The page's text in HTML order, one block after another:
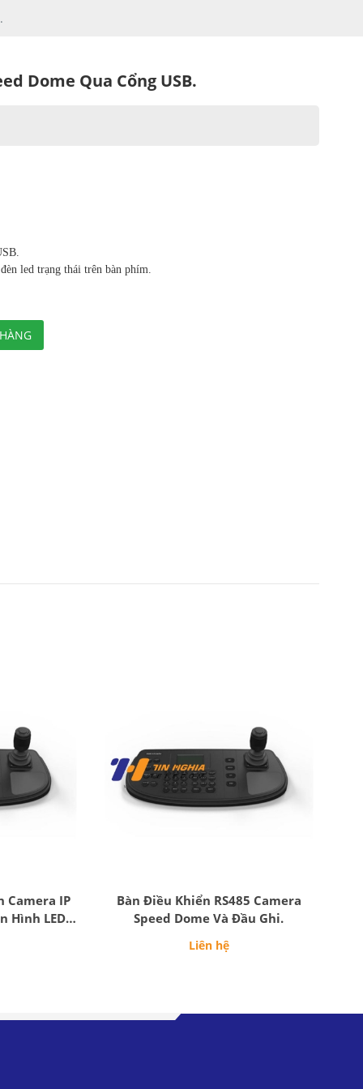
Dome Qua Cổng USB.
led trạng thái trên bàn phím.
Camera IP
Hình LED
Bàn Điều Khiển RS485 Camera
Speed Dome Và Đầu Ghi.
Liên hệ